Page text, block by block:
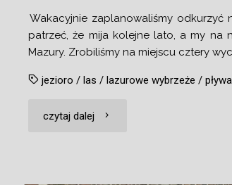
Wakacyjnie zaplanowaliśmy odkurzyć
patrzeć, że mija kolejne lato, a my na
Mazury. Zrobiliśmy na miejscu cztery
jezioro /las /lazurowe wybrzeże /
czytaj dalej "mazurskie